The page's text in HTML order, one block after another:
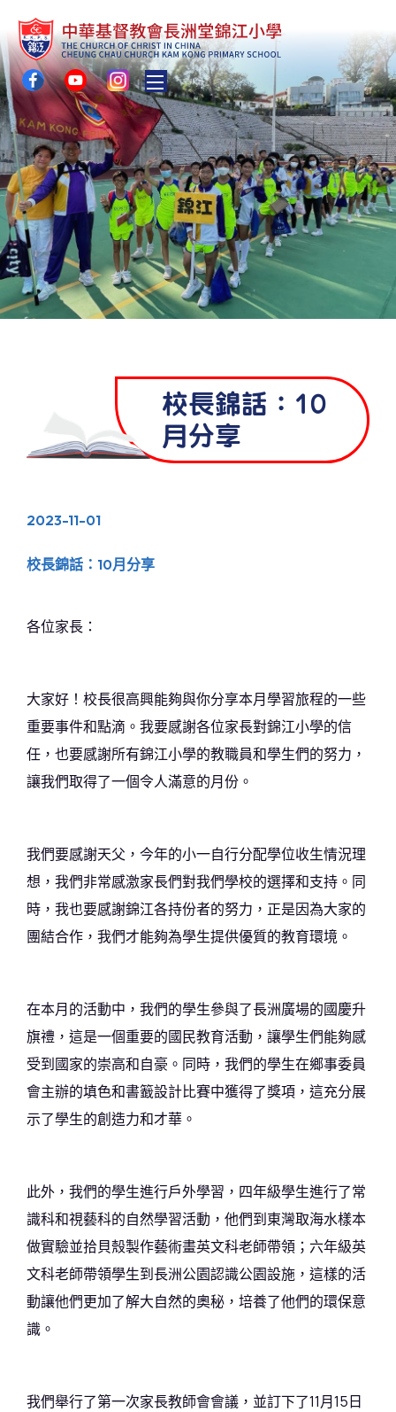
Toggle main menu visibility
校長錦話：10
月分享
2023-11-01
校長錦話：10月分享
各位家長：
大家好！校長很高興能夠與你分享本月學習旅程的一些
重要事件和點滴。我要感謝各位家長對錦江小學的信
任，也要感謝所有錦江小學的教職員和學生們的努力，
讓我們取得了一個令人滿意的月份。
我們要感謝天父，今年的小一自行分配學位收生情況理
想，我們非常感激家長們對我們學校的選擇和支持。同
時，我也要感謝錦江各持份者的努力，正是因為大家的
團結合作，我們才能夠為學生提供優質的教育環境。
在本月的活動中，我們的學生參與了長洲廣場的國慶升
旗禮，這是一個重要的國民教育活動，讓學生們能夠感
受到國家的崇高和自豪。同時，我們的學生在鄉事委員
會主辦的填色和書籖設計比賽中獲得了獎項，這充分展
示了學生的創造力和才華。
此外，我們的學生進行戶外學習，四年級學生進行了常
識科和視藝科的自然學習活動，他們到東灣取海水樣本
做實驗並拾貝殼製作藝術畫英文科老師帶領；六年級英
文科老師帶領學生到長洲公園認識公園設施，這樣的活
動讓他們更加了解大自然的奧秘，培養了他們的環保意
識。
我們舉行了第一次家長教師會會議，並訂下了11月15日